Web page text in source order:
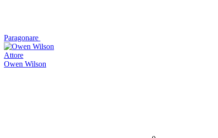
Paragonare
Attore
Owen Wilson